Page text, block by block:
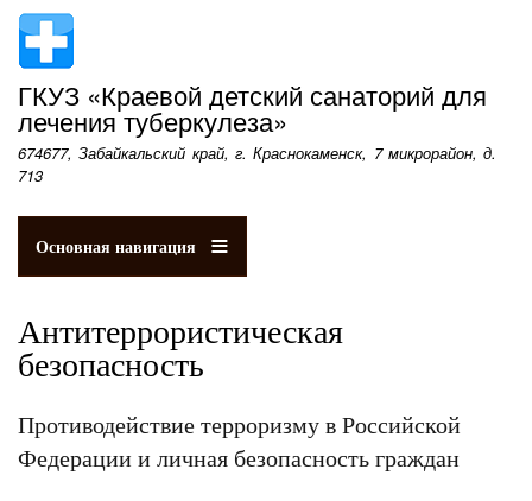
содержанию
ГКУЗ «Краевой детский санаторий для
лечения туберкулеза»
674677, Забайкальский край, г. Краснокаменск, 7 микрорайон, д.
713
Основная навигация
Антитеррористическая
безопасность
Противодействие терроризму в Российской
Федерации и личная безопасность граждан